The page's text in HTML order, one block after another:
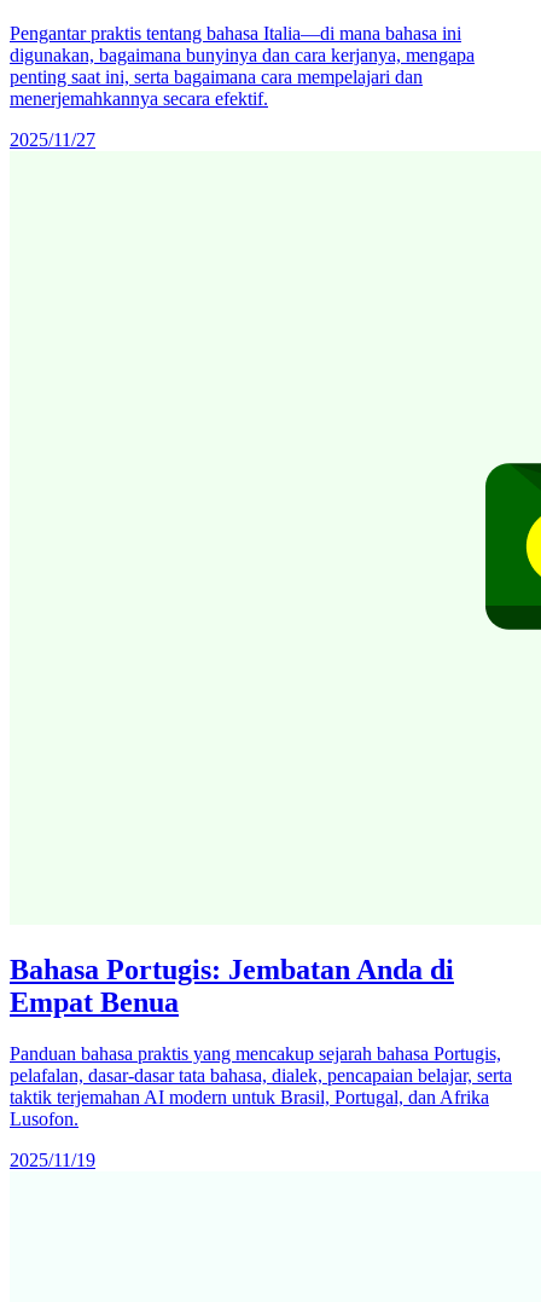
Pengantar praktis tentang bahasa Italia—di mana bahasa ini
digunakan, bagaimana bunyinya dan cara kerjanya, mengapa
penting saat ini, serta bagaimana cara mempelajari dan
menerjemahkannya secara efektif.
2025/11/27
Bahasa Portugis: Jembatan Anda di
Empat Benua
Panduan bahasa praktis yang mencakup sejarah bahasa Portugis,
pelafalan, dasar-dasar tata bahasa, dialek, pencapaian belajar, serta
taktik terjemahan AI modern untuk Brasil, Portugal, dan Afrika
Lusofon.
2025/11/19